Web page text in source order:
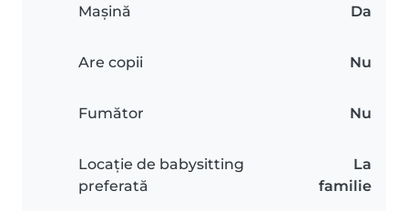
Mașină Da
Are copii Nu
Fumător Nu
Locație de babysitting
preferată
La
familie